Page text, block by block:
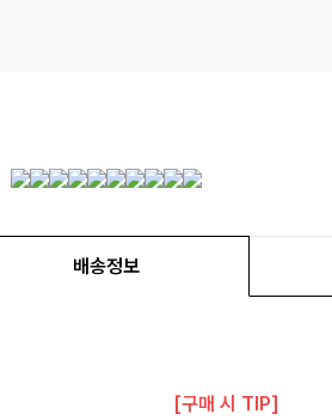
배송정보
[구매 시 TIP]